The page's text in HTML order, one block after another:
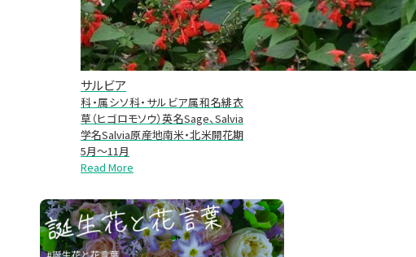
サルビア
科・属シソ科・サルビア属和名緋衣
草（ヒゴロモソウ）英名Sage、Salvia
学名Salvia原産地南米・北米開花期
5月～11月
Read More